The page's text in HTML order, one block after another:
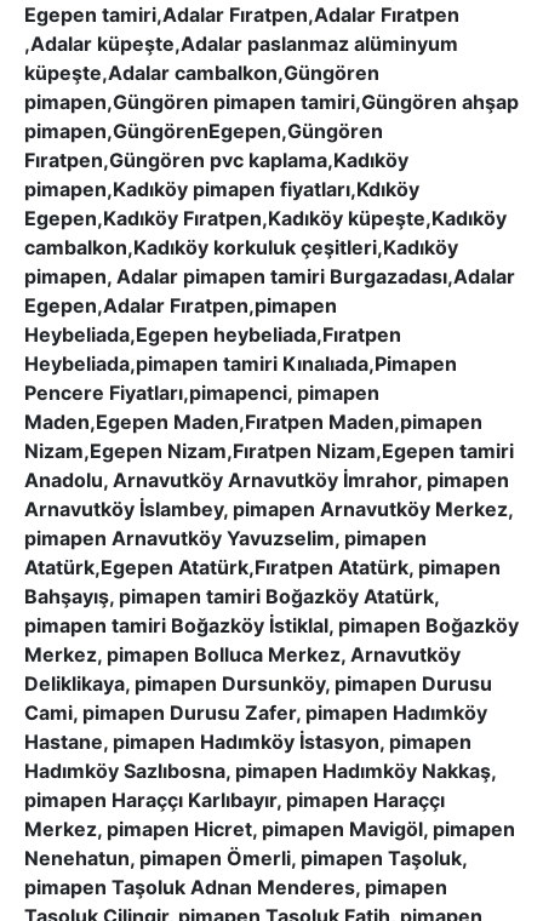
Egepen tamiri,Adalar Fıratpen,Adalar Fıratpen
,Adalar küpeşte,Adalar paslanmaz alüminyum
küpeşte,Adalar cambalkon,Güngören
pimapen,Güngören pimapen tamiri,Güngören ahşap
pimapen,GüngörenEgepen,Güngören
Fıratpen,Güngören pvc kaplama,Kadıköy
pimapen,Kadıköy pimapen fiyatları,Kdıköy
Egepen,Kadıköy Fıratpen,Kadıköy küpeşte,Kadıköy
cambalkon,Kadıköy korkuluk çeşitleri,Kadıköy
pimapen, Adalar pimapen tamiri Burgazadası,Adalar
Egepen,Adalar Fıratpen,pimapen
Heybeliada,Egepen heybeliada,Fıratpen
Heybeliada,pimapen tamiri Kınalıada,Pimapen
Pencere Fiyatları,pimapenci, pimapen
Maden,Egepen Maden,Fıratpen Maden,pimapen
Nizam,Egepen Nizam,Fıratpen Nizam,Egepen tamiri
Anadolu, Arnavutköy Arnavutköy İmrahor, pimapen
Arnavutköy İslambey, pimapen Arnavutköy Merkez,
pimapen Arnavutköy Yavuzselim, pimapen
Atatürk,Egepen Atatürk,Fıratpen Atatürk, pimapen
Bahşayış, pimapen tamiri Boğazköy Atatürk,
pimapen tamiri Boğazköy İstiklal, pimapen Boğazköy
Merkez, pimapen Bolluca Merkez, Arnavutköy
Deliklikaya, pimapen Dursunköy, pimapen Durusu
Cami, pimapen Durusu Zafer, pimapen Hadımköy
Hastane, pimapen Hadımköy İstasyon, pimapen
Hadımköy Sazlıbosna, pimapen Hadımköy Nakkaş,
pimapen Haraççı Karlıbayır, pimapen Haraççı
Merkez, pimapen Hicret, pimapen Mavigöl, pimapen
Nenehatun, pimapen Ömerli, pimapen Taşoluk,
pimapen Taşoluk Adnan Menderes, pimapen
Taşoluk Çilingir, pimapen Taşoluk Fatih, pimapen